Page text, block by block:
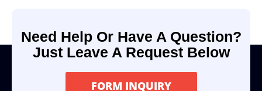
Need Help Or Have A Question?
Just Leave A Request Below
FORM INQUIRY